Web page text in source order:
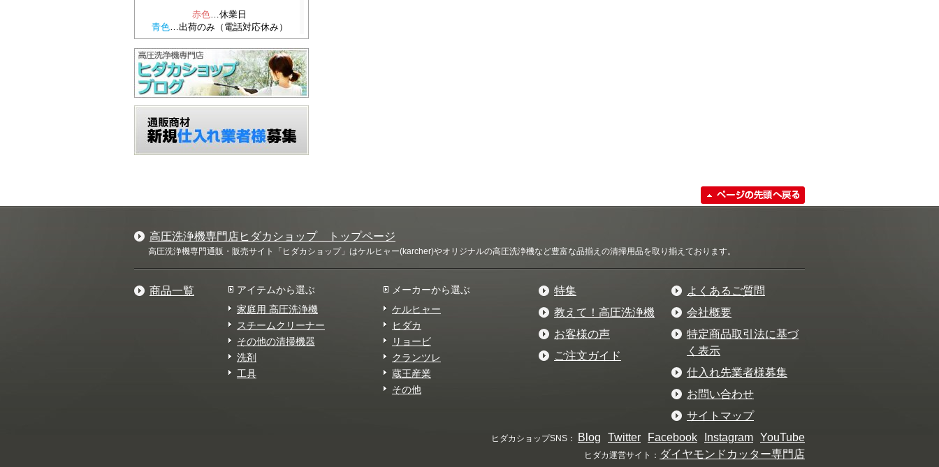
高圧洗浄機専門店ヒダカショップ トップページ
高圧洗浄機専門通販・販売サイト「ヒダカショップ」はケルヒャー(karcher)やオリジナルの高圧洗浄機など豊富な品揃えの清掃用品を取り揃えております。
商品一覧
アイテムから選ぶ
家庭用 高圧洗浄機
スチームクリーナー
その他の清掃機器
洗剤
工具
メーカーから選ぶ
ケルヒャー
ヒダカ
リョービ
クランツレ
蔵王産業
その他
特集
教えて！高圧洗浄機
お客様の声
ご注文ガイド
よくあるご質問
会社概要
特定商品取引法に基づ
く表示
仕入れ先業者様募集
お問い合わせ
サイトマップ
ヒダカショップSNS： Blog Twitter Facebook Instagram YouTube
ヒダカ運営サイト： ダイヤモンドカッター専門店